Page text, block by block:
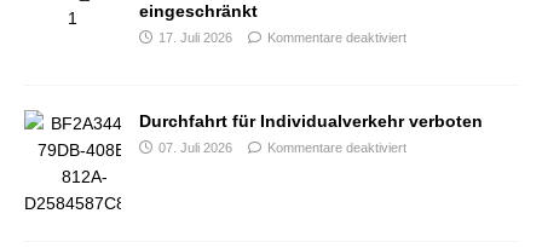
eingeschränkt
17. Juli 2026 Kommentare deaktiviert
Durchfahrt für Individualverkehr verboten
07. Juli 2026 Kommentare deaktiviert